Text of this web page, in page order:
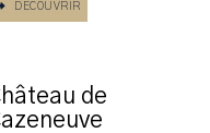
DÉCOUVRIR
de